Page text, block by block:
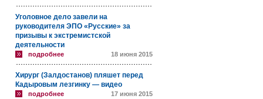
Уголовное дело завели на
руководителя ЭПО «Русские» за
призывы к экстремистской
деятельности
подробнее 18 июня 2015
Хирург (Залдостанов) пляшет перед
Кадыровым лезгинку — видео
подробнее 17 июня 2015